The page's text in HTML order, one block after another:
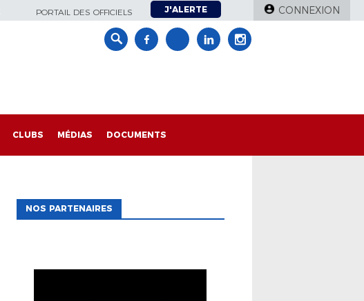
PORTAIL DES OFFICIELS J'ALERTE CONNEXION
CLUBS MÉDIAS DOCUMENTS
NOS PARTENAIRES